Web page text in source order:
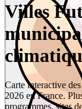
Villes
Carte interactive
2026 en France.
programmes, sites